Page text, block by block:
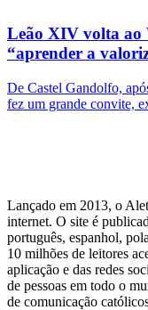
Leão XIV volta ao
“aprender a
De Castel Gandolfo,
fez um grande convite,
Lançado em 2013, o
internet. O site é
português, espanhol,
10 milhões de leitores
aplicação e das redes
de pessoas em todo o
de comunicação